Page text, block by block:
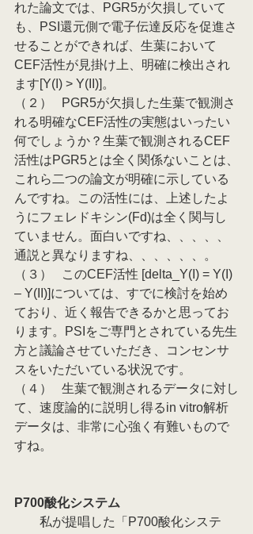
れた論文では、PGR5が欠損していて
も、PSI還元側で電子伝達反応を促進さ
せることができれば、生葉において
CEF活性が見掛け上、明確に検出され
ます[Y(I) > Y(II)]。
（２）   PGR5が欠損した生葉で観測さ
れる明確なCEF活性の実態はいったい
何でしょうか？生葉で観測されるCEF
活性はPGR5とは全く関係ないことは、
これら二つの論文が明確に示している
んですね。この活性には、上述したよ
うにフェレドキシン(Fd)は全く関与し
ていません。面白いですね、、、、、
通説と異なりますね、、、、、、。
（３）   このCEF活性 [delta_Y(I) = Y(I)
– Y(II)]については、すでに検討を始め
ており、近く報告できるかと思ってお
ります。PSIをご専門とされている先生
方と議論させていただき、コンセンサ
スをいただいている状況です。
（４）   生葉で観測されるデータに対し
て、速度論的に説明し得るin vitro解析
データは、非常に心強く有難いもので
すね。
P700酸化システム
私が提唱した「P700酸化システ